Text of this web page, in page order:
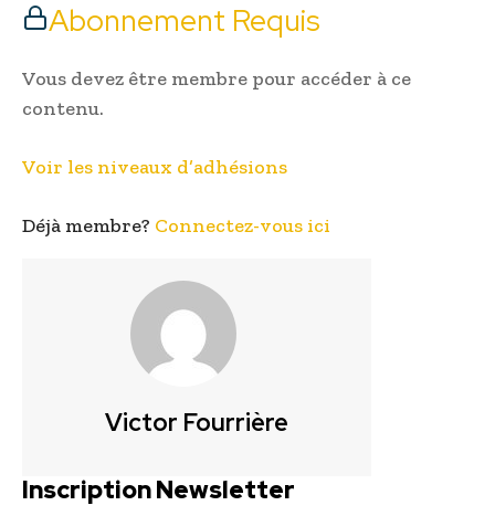
Abonnement Requis
Vous devez être membre pour accéder à ce
contenu.
Voir les niveaux d’adhésions
Déjà membre? Connectez-vous ici
Victor Fourrière
Inscription Newsletter